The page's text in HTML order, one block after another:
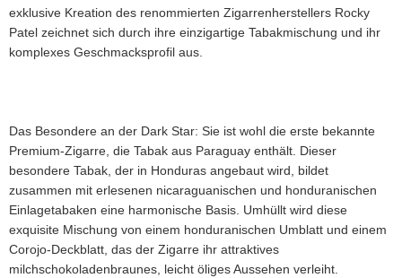
exklusive Kreation des renommierten Zigarrenherstellers Rocky
Patel zeichnet sich durch ihre einzigartige Tabakmischung und ihr
komplexes Geschmacksprofil aus.
Das Besondere an der Dark Star: Sie ist wohl die erste bekannte
Premium-Zigarre, die Tabak aus Paraguay enthält. Dieser
besondere Tabak, der in Honduras angebaut wird, bildet
zusammen mit erlesenen nicaraguanischen und honduranischen
Einlagetabaken eine harmonische Basis. Umhüllt wird diese
exquisite Mischung von einem honduranischen Umblatt und einem
Corojo-Deckblatt, das der Zigarre ihr attraktives
milchschokoladenbraunes, leicht öliges Aussehen verleiht.